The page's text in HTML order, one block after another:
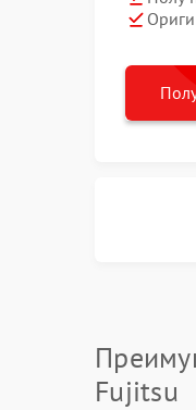
Fujitsu